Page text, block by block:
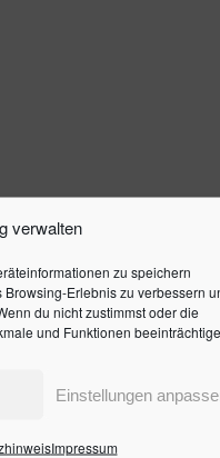
verwalten
zu speichern
Erlebnis zu verbessern
du nicht zustimmst oder die
und Funktionen
Einstellungen
Impressum